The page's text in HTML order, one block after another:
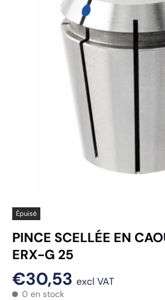
Épuisé
PINCE SCELLÉE EN
ERX-G 25
€30,53 excl VAT
0 en stock